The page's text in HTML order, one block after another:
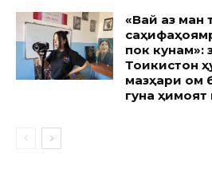
«Вай аз ман
пок кунам»:
Тоҷикистон
мазҳари ом
гуна